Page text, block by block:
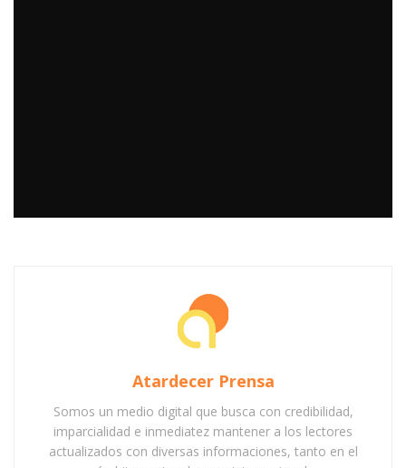
Atardecer Prensa
Somos un medio digital que busca con credibilidad,
imparcialidad e inmediatez mantener a los lectores
actualizados con diversas informaciones, tanto en el